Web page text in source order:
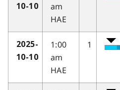
10-10
am
HAE
2025-
10-10
1:00
am
HAE
1